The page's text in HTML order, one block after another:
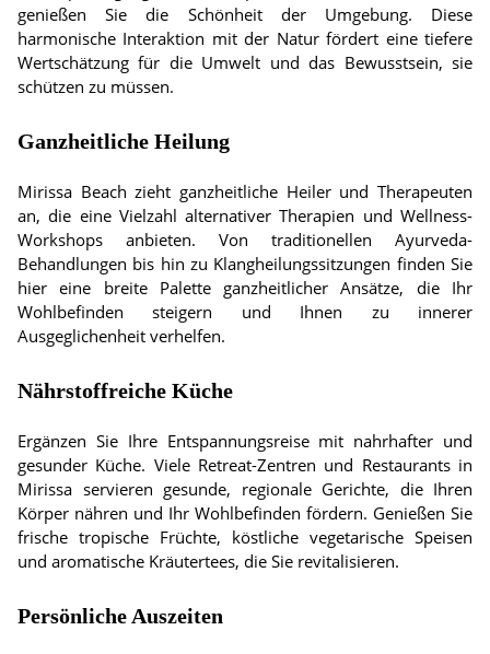
genießen Sie die Schönheit der Umgebung. Diese
harmonische Interaktion mit der Natur fördert eine tiefere
Wertschätzung für die Umwelt und das Bewusstsein, sie
schützen zu müssen.
Ganzheitliche Heilung
Mirissa Beach zieht ganzheitliche Heiler und Therapeuten
an, die eine Vielzahl alternativer Therapien und Wellness-
Workshops anbieten. Von traditionellen Ayurveda-
Behandlungen bis hin zu Klangheilungssitzungen finden Sie
hier eine breite Palette ganzheitlicher Ansätze, die Ihr
Wohlbefinden steigern und Ihnen zu innerer
Ausgeglichenheit verhelfen.
Nährstoffreiche Küche
Ergänzen Sie Ihre Entspannungsreise mit nahrhafter und
gesunder Küche. Viele Retreat-Zentren und Restaurants in
Mirissa servieren gesunde, regionale Gerichte, die Ihren
Körper nähren und Ihr Wohlbefinden fördern. Genießen Sie
frische tropische Früchte, köstliche vegetarische Speisen
und aromatische Kräutertees, die Sie revitalisieren.
Persönliche Auszeiten